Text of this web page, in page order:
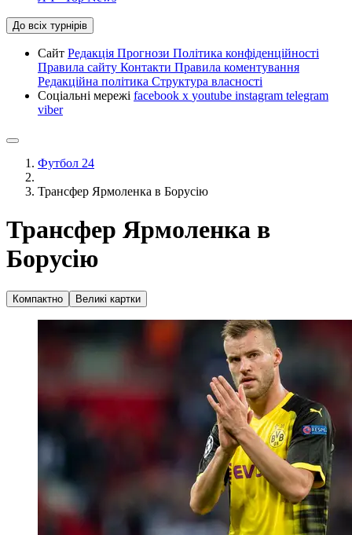
До всіх турнірів
Сайт Редакція Прогнози Політика конфіденційності
Правила сайту Контакти Правила коментування
Редакційна політика Структура власності
Соціальні мережі facebook x youtube instagram telegram
viber
Футбол 24
Трансфер Ярмоленка в Борусію
Трансфер Ярмоленка в
Борусію
Компактно Великі картки